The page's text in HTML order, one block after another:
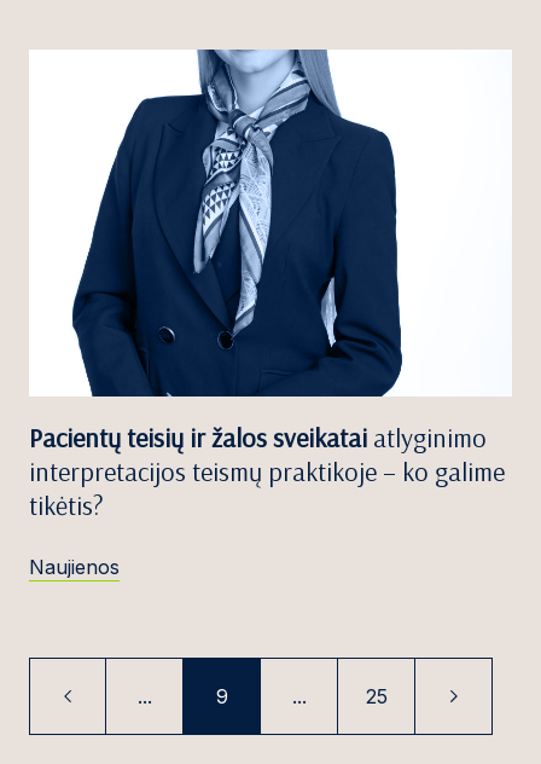
Pacientų teisių ir žalos sveikatai atlyginimo
interpretacijos teismų praktikoje – ko galime
tikėtis?
Naujienos
... 9 ... 25